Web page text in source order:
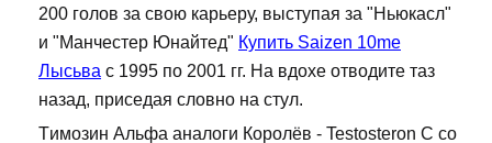
200 голов за свою карьеру, выступая за "Ньюкасл"
и "Манчестер Юнайтед" Купить Saizen 10me
Лысьва с 1995 по 2001 гг. На вдохе отводите таз
назад, приседая словно на стул.
Tимозин Альфа аналоги Королёв - Testosteron C со